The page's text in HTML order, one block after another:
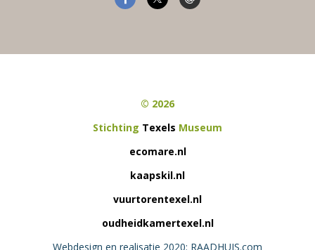
© 2026
Stichting Texels Museum
ecomare.nl
kaapskil.nl
vuurtorentexel.nl
oudheidkamertexel.nl
Webdesign en realisatie 2020: RAADHUIS.com